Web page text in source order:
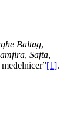
Baltag,
, Safta,
medelnicer”[1].